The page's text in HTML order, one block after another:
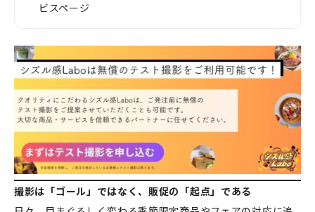
ビスページ
撮影は「ゴール」ではなく、販促の「起点」である